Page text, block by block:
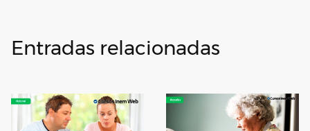
Entradas relacionadas